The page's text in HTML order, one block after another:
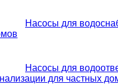
Насосы для
Насосы для
для частных